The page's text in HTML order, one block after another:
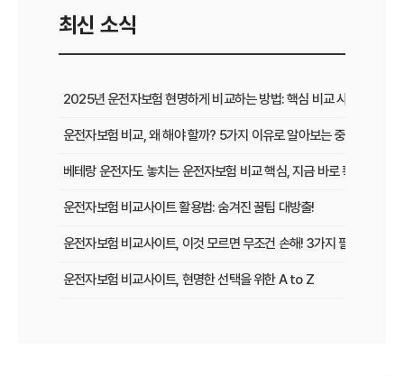
최신 소식
2025년 운전자보험 현명하게 비교하는 방법: 핵심 비교 사이트 활용
운전자보험 비교, 왜 해야 할까? 5가지 이유로 알아보는 중요성
베테랑 운전자도 놓치는 운전자보험 비교 핵심, 지금 바로 확인하세요!
운전자보험 비교사이트 활용법: 숨겨진 꿀팁 대방출!
운전자보험 비교사이트, 이것 모르면 무조건 손해! 3가지 필수 확인 사
운전자보험 비교사이트, 현명한 선택을 위한 A to Z